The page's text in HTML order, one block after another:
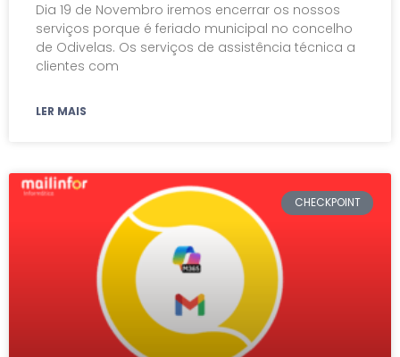
Dia 19 de Novembro iremos encerrar os nossos
serviços porque é feriado municipal no concelho
de Odivelas. Os serviços de assistência técnica a
clientes com
LER MAIS
CHECKPOINT